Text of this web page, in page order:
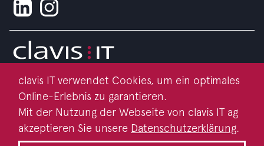
Impressum
Datenschutz
Kontakt
clavis IT verwendet Cookies, um ein optimales
Online-Erlebnis zu garantieren.
Mit der Nutzung der Webseite von clavis IT ag
akzeptieren Sie unsere Datenschutzerklärung.